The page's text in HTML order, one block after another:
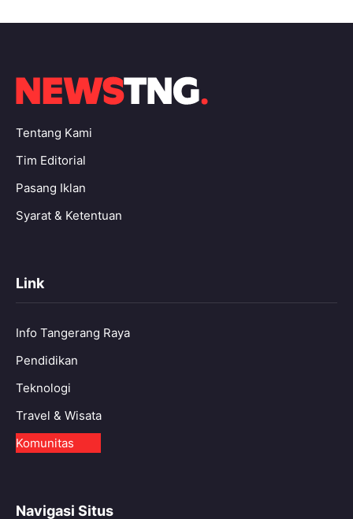
Tentang Kami
Tim Editorial
Pasang Iklan
Syarat & Ketentuan
Link
Info Tangerang Raya
Pendidikan
Teknologi
Travel & Wisata
Komunitas
Navigasi Situs